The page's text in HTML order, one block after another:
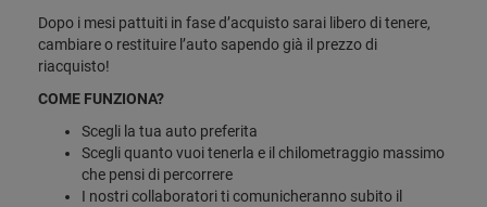
Dopo i mesi pattuiti in fase d’acquisto sarai libero di tenere,
cambiare o restituire l’auto sapendo già il prezzo di
riacquisto!
COME FUNZIONA?
Scegli la tua auto preferita
Scegli quanto vuoi tenerla e il chilometraggio massimo
che pensi di percorrere
I nostri collaboratori ti comunicheranno subito il